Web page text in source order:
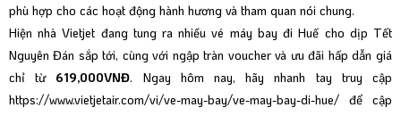
phù hợp cho các hoạt động hành hương và tham quan nói chung.
Hiện nhà Vietjet đang tung ra nhiềuvé máy bay đi Huế cho dịp Tết
Nguyên Đán sắp tới, cùng với ngập tràn voucher và ưu đãi hấp dẫn giá
chỉ từ 619,000VNĐ. Ngay hôm nay, hãy nhanh tay truy cập
https://www.vietjetair.com/vi/ve-may-bay/ve-may-bay-di-hue/ để cập